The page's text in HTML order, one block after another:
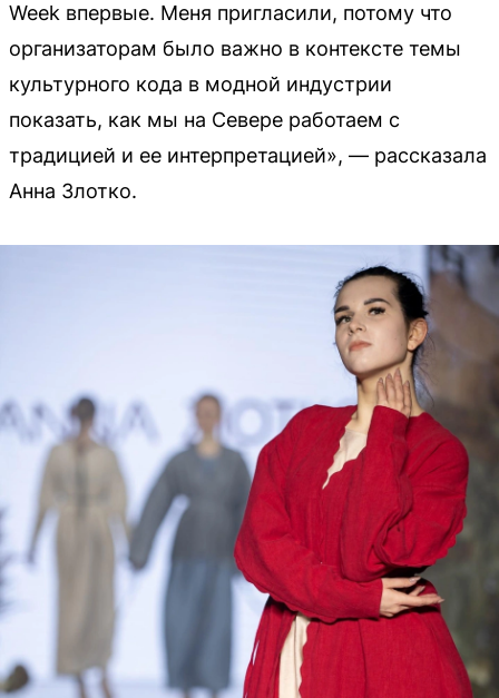
Week впервые. Меня пригласили, потому что
организаторам было важно в контексте темы
культурного кода в модной индустрии
показать, как мы на Севере работаем с
традицией и ее интерпретацией», — рассказала
Анна Злотко.